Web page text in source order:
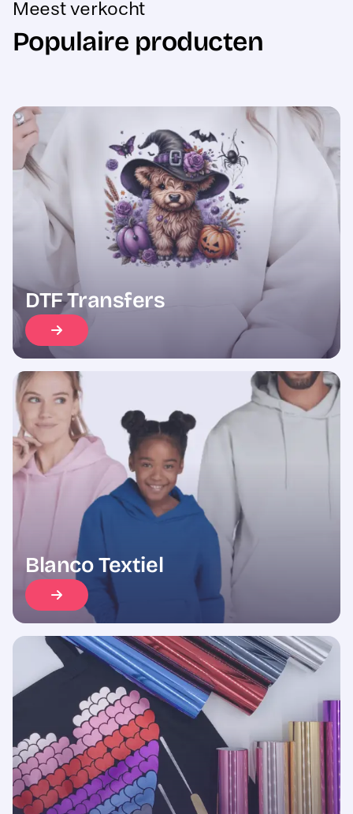
Sale
Populaire producten
DTF Transfers
Blanco Textiel
Folies